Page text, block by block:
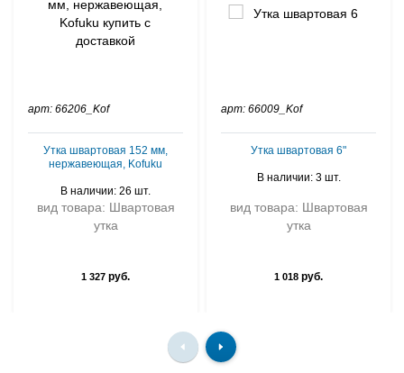
арт: 66206_Kof
Утка швартовая 152 мм,
нержавеющая, Kofuku
В наличии: 26 шт.
вид товара: Швартовая
утка
1 327 руб.
арт: 66009_Kof
Утка швартовая 6"
В наличии: 3 шт.
вид товара: Швартовая
утка
1 018 руб.